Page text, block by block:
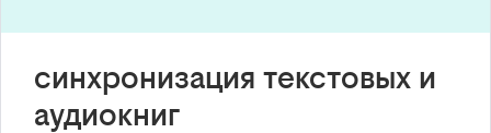
синхронизация текстовых и
аудиокниг